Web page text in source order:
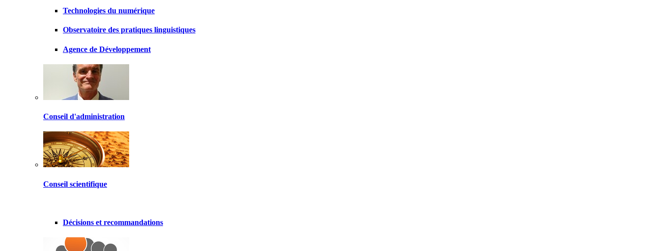
Technologies du numérique
Observatoire des pratiques linguistiques
Agence de Développement
Conseil d'administration
Conseil scientifique
Décisions et recommandations